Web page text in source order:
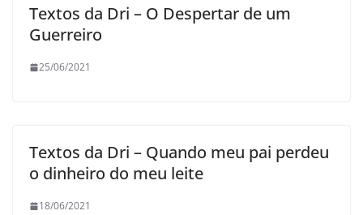
Textos da Dri – O Despertar de um
Guerreiro
25/06/2021
Textos da Dri – Quando meu pai perdeu
o dinheiro do meu leite
18/06/2021